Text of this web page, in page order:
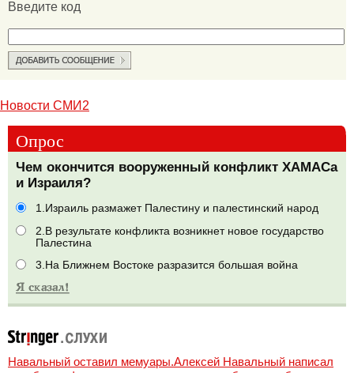
Введите код
Новости СМИ2
Опрос
Чем окончится вооруженный конфликт ХАМАСа
и Израиля?
1.Израиль размажет Палестину и палестинский народ
2.В результате конфликта возникнет новое государство
Палестина
3.На Ближнем Востоке разразится большая война
Навальный оставил мемуары.Алексей Навальный написал